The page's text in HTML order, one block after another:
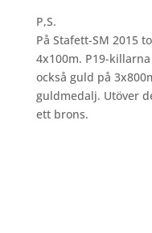
P,S.
På Stafett-SM 2015
4x100m. P19-
också guld på
guldmedalj. Utöver
ett brons.